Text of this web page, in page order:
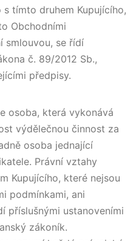
tímto druhem Kupujícího,
Obchodními
smlouvou, se řídí
č. 89/2012 Sb.,
předpisy.
osoba, která vykonává
výdělečnou činnost za
osoba jednající
Právní vztahy
Kupujícího, které nejsou
podmínkami, ani
příslušnými ustanoveními
zákoník.